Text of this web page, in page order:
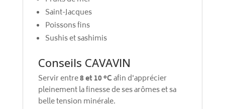
Saint-Jacques
Poissons fins
Sushis et sashimis
Conseils CAVAVIN
Servir entre8 et 10 °Cafin d'apprécier
pleinement la finesse de ses arômes et sa
belle tension minérale.